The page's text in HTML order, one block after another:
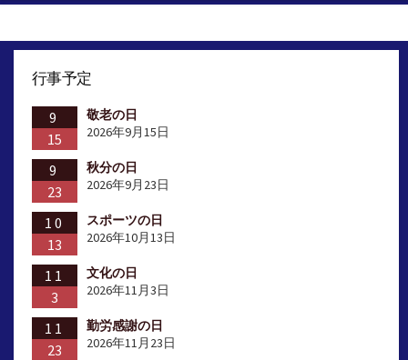
行事予定
9
15
敬老の日
2026年9月15日
9
23
秋分の日
2026年9月23日
10
13
スポーツの日
2026年10月13日
11
3
文化の日
2026年11月3日
11
23
勤労感謝の日
2026年11月23日